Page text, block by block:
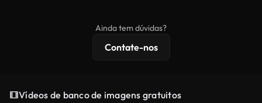
licenciamento estendidas.
Ainda tem dúvidas?
Contate-nos
Vídeos de banco de imagens gratuitos